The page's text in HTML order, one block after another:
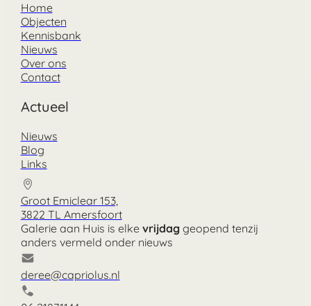
Home
Objecten
Kennisbank
Nieuws
Over ons
Contact
Actueel
Nieuws
Blog
Links
Groot Emiclear 153,
3822 TL Amersfoort
Galerie aan Huis is elke vrijdaggeopend tenzij
anders vermeld onder nieuws
deree@capriolus.nl